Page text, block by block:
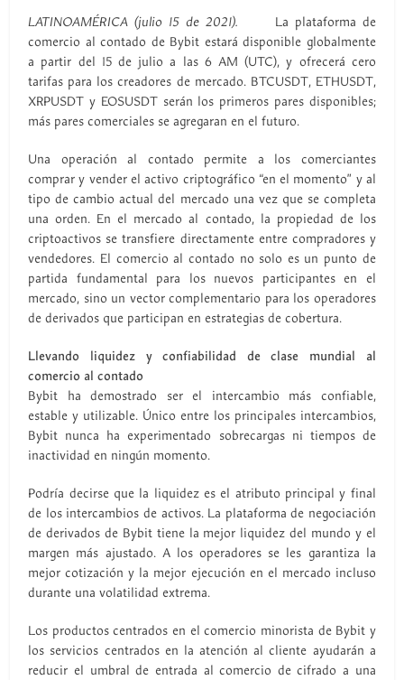
LATINOAMÉRICA (julio 15 de 2021). La plataforma de
comercio al contado de Bybit estará disponible globalmente
a partir del 15 de julio a las 6 AM (UTC), y ofrecerá cero
tarifas para los creadores de mercado. BTCUSDT, ETHUSDT,
XRPUSDT y EOSUSDT serán los primeros pares disponibles;
más pares comerciales se agregaran en el futuro.
Una operación al contado permite a los comerciantes
comprar y vender el activo criptográfico “en el momento” y al
tipo de cambio actual del mercado una vez que se completa
una orden. En el mercado al contado, la propiedad de los
criptoactivos se transfiere directamente entre compradores y
vendedores. El comercio al contado no solo es un punto de
partida fundamental para los nuevos participantes en el
mercado, sino un vector complementario para los operadores
de derivados que participan en estrategias de cobertura.
Llevando liquidez y confiabilidad de clase mundial al
comercio al contado
Bybit ha demostrado ser el intercambio más confiable,
estable y utilizable. Único entre los principales intercambios,
Bybit nunca ha experimentado sobrecargas ni tiempos de
inactividad en ningún momento.
Podría decirse que la liquidez es el atributo principal y final
de los intercambios de activos. La plataforma de negociación
de derivados de Bybit tiene la mejor liquidez del mundo y el
margen más ajustado. A los operadores se les garantiza la
mejor cotización y la mejor ejecución en el mercado incluso
durante una volatilidad extrema.
Los productos centrados en el comercio minorista de Bybit y
los servicios centrados en la atención al cliente ayudarán a
reducir el umbral de entrada al comercio de cifrado a una